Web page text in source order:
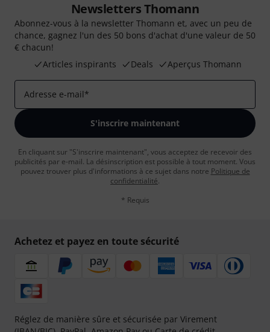
Newsletters Thomann
Abonnez-vous à la newsletter Thomann et, avec un peu de
chance, gagnez l'un des 50 bons d'achat d'une valeur de 50
€ chacun!
Articles inspirants
Deals Aperçus Thomann
Adresse e-mail*
S'inscrire maintenant
En cliquant sur "S'inscrire maintenant", vous acceptez de recevoir des
publicités par e-mail. La désinscription est possible à tout moment. Vous
pouvez trouver plus d'informations à ce sujet dans notre Politique de
confidentialité.
* Requis
Achetez et payez en toute sécurité
Réglez de manière sûre et sécurisée par Virement